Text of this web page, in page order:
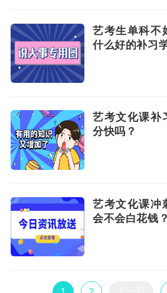
艺考生单科不
什么好的补习
艺考文化课补
分快吗？
艺考文化课冲
会不会白花钱？